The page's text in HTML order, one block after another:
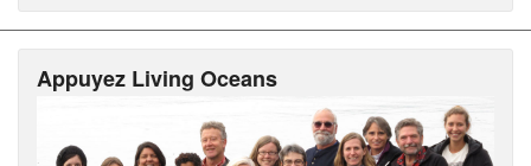
Appuyez Living Oceans